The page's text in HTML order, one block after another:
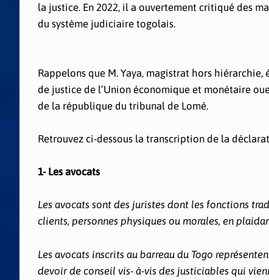
la justice. En 2022, il a ouvertement critiqué des
du système judiciaire togolais.
Rappelons que M. Yaya, magistrat hors
de justice de l’Union économique et monétaire
de la république du tribunal de Lomé.
Retrouvez ci-dessous la transcription de la
1- Les avocats
Les avocats sont des juristes dont les fonctions
clients, personnes physiques ou morales, en
Les avocats inscrits au barreau du Togo
devoir de conseil vis- à-vis des justiciables qui